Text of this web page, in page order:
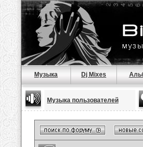
Музыка Dj Mixes
Музыка пользователей